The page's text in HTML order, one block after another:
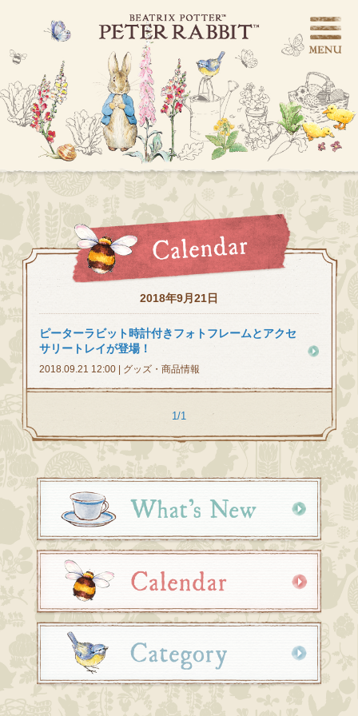
2018年9月21日
ピーターラビット時計付きフォトフレームとアクセ
サリートレイが登場！
2018.09.21 12:00 | グッズ・商品情報
1/1